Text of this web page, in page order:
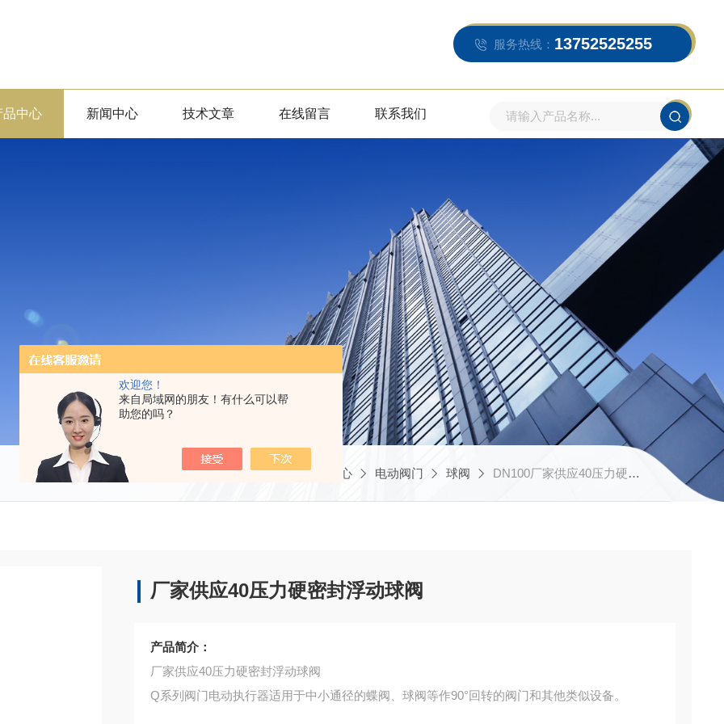
欢迎您！
来自局域网的朋友！有什么可以帮
助您的吗？
服务热线： 13752525255
品中心 新闻中心 技术文章 在线留言 联系我们
当前位置：首页 产品中心 电动阀门 球阀 DN100厂家供应40压力硬密封浮动球阀
厂家供应40压力硬密封浮动球阀
产品简介：
厂家供应40压力硬密封浮动球阀
Q系列阀门电动执行器适用于中小通径的蝶阀、球阀等作90°回转的阀门和其他类似设备。